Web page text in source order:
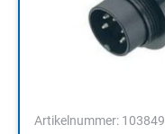
Artikelnummer: 103849